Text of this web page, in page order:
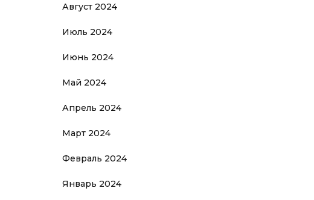
Август 2024
Июль 2024
Июнь 2024
Май 2024
Апрель 2024
Март 2024
Февраль 2024
Январь 2024